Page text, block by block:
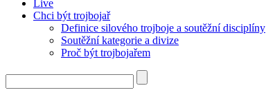
Live
Chci být trojbojař
Definice silového trojboje a soutěžní disciplíny
Soutěžní kategorie a divize
Proč být trojbojařem